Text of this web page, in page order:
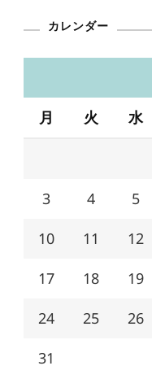
カレンダー
月 火 水
3 4 5
10 11 12
17 18 19
24 25 26
31